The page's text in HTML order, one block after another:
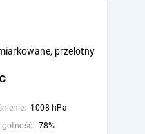
przelotny
1008 hPa
78%